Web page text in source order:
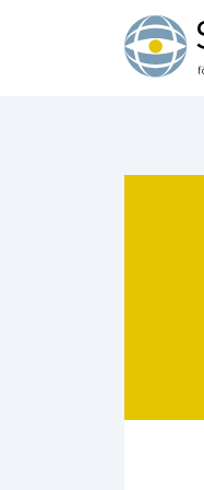
Hoppa till innehåll